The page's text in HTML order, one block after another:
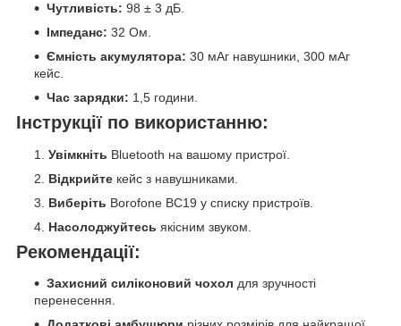
Чутливість: 98 ± 3 дБ.
Імпеданс: 32 Ом.
Ємність акумулятора: 30 мАг навушники, 300 мАг
кейс.
Час зарядки: 1,5 години.
Інструкції по використанню:
Увімкніть Bluetooth на вашому пристрої.
Відкрийте кейс з навушниками.
Виберіть Borofone BC19 у списку пристроїв.
Насолоджуйтесь якісним звуком.
Рекомендації:
Захисний силіконовий чохол для зручності
перенесення.